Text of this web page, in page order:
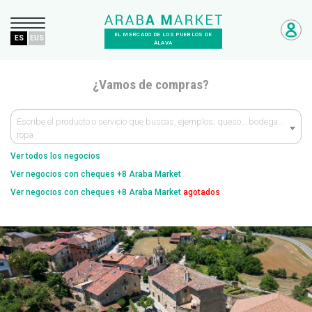
EL MERCADO DE LOS PUEBLOS DE
ÁLAVA
ES EUS
¿Vamos de compras?
Escribe el producto o servicio que buscas, ejemplos; queso… bodega…
ropa
Ver todos los negocios
Ver negocios con cheques +8 Araba Market
Ver negocios con cheques +8 Araba Market agotados